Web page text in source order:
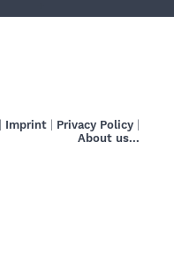
Imprint Privacy Policy
About us...